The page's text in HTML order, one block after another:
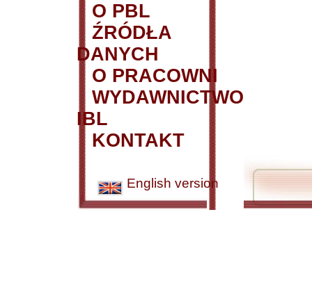
O PBL
ŹRÓDŁA
DANYCH
O PRACOWNI
WYDAWNICTWO
IBL
KONTAKT
English version